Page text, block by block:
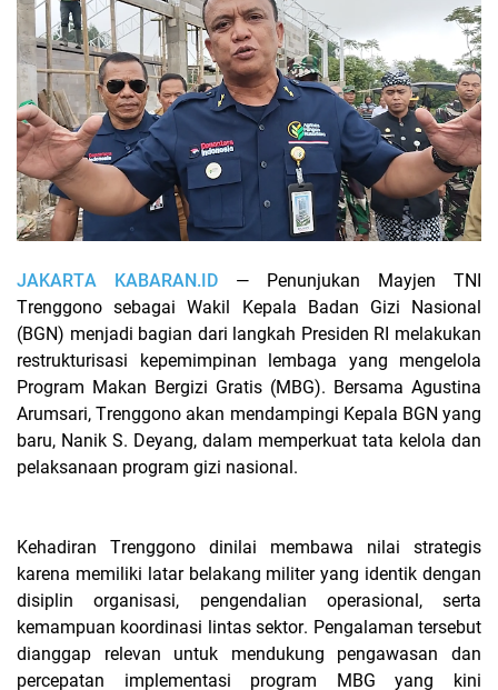
JAKARTA KABARAN.ID — Penunjukan Mayjen TNI
Trenggono sebagai Wakil Kepala Badan Gizi Nasional
(BGN) menjadi bagian dari langkah Presiden RI melakukan
restrukturisasi kepemimpinan lembaga yang mengelola
Program Makan Bergizi Gratis (MBG). Bersama Agustina
Arumsari, Trenggono akan mendampingi Kepala BGN yang
baru, Nanik S. Deyang, dalam memperkuat tata kelola dan
pelaksanaan program gizi nasional.
Kehadiran Trenggono dinilai membawa nilai strategis
karena memiliki latar belakang militer yang identik dengan
disiplin organisasi, pengendalian operasional, serta
kemampuan koordinasi lintas sektor. Pengalaman tersebut
dianggap relevan untuk mendukung pengawasan dan
percepatan implementasi program MBG yang kini